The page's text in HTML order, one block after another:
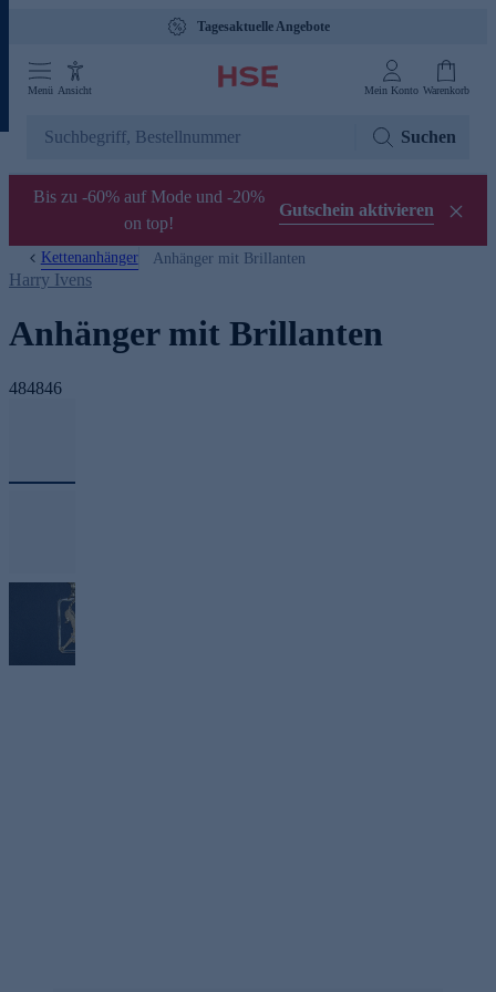
Tagesaktuelle Angebote
Menü Ansicht Mein Konto Warenkorb
Suchen
Bis zu -60% auf Mode und -20%
on top!
Gutschein aktivieren
Kettenanhänger Anhänger mit Brillanten
Harry Ivens
Anhänger mit Brillanten
484846